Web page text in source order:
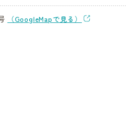
（GoogleMapで見る）